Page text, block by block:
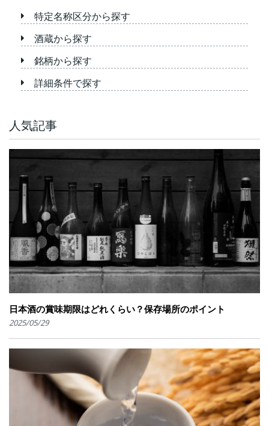
特定名称区分から探す
酒蔵から探す
銘柄から探す
詳細条件で探す
人気記事
日本酒の賞味期限はどれくらい？保存場所のポイント
2025/05/29